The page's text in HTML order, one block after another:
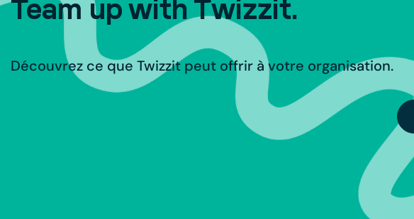
Team up with Twizzit.
Découvrez ce que Twizzit peut offrir à votre organisation.